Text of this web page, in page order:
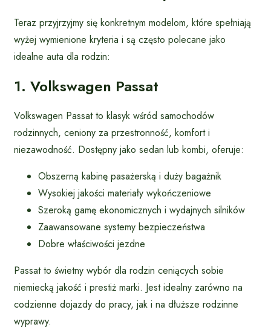
Teraz przyjrzyjmy się konkretnym modelom, które spełniają
wyżej wymienione kryteria i są często polecane jako
idealne auta dla rodzin:
1. Volkswagen Passat
Volkswagen Passat to klasyk wśród samochodów
rodzinnych, ceniony za przestronność, komfort i
niezawodność. Dostępny jako sedan lub kombi, oferuje:
Obszerną kabinę pasażerską i duży bagażnik
Wysokiej jakości materiały wykończeniowe
Szeroką gamę ekonomicznych i wydajnych silników
Zaawansowane systemy bezpieczeństwa
Dobre właściwości jezdne
Passat to świetny wybór dla rodzin ceniących sobie
niemiecką jakość i prestiż marki. Jest idealny zarówno na
codzienne dojazdy do pracy, jak i na dłuższe rodzinne
wyprawy.